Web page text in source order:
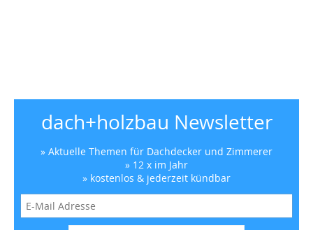
dach+holzbau Newsletter
» Aktuelle Themen für Dachdecker und Zimmerer
» 12 x im Jahr
» kostenlos & jederzeit kündbar